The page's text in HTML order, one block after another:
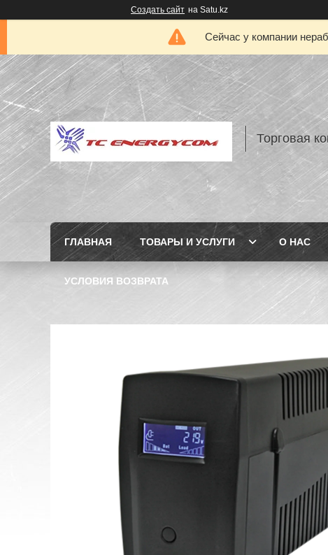
Создать сайт на Satu.kz
Сейчас у компании
Торговая
ГЛАВНАЯ ТОВАРЫ И УСЛУГИ О НАС
УСЛОВИЯ ВОЗВРАТА